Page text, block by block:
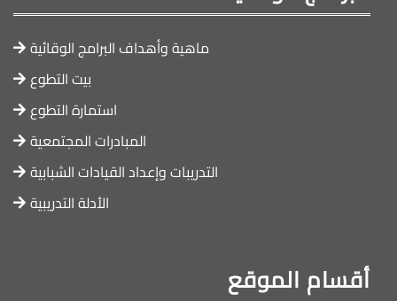
ماهية وأهداف البرامج الوقائية
بيت التطوع
استمارة التطوع
المبادرات المجتمعية
التدريبات وإعداد القيادات الشبابية
الأدلة التدريبية
أقسام الموقع